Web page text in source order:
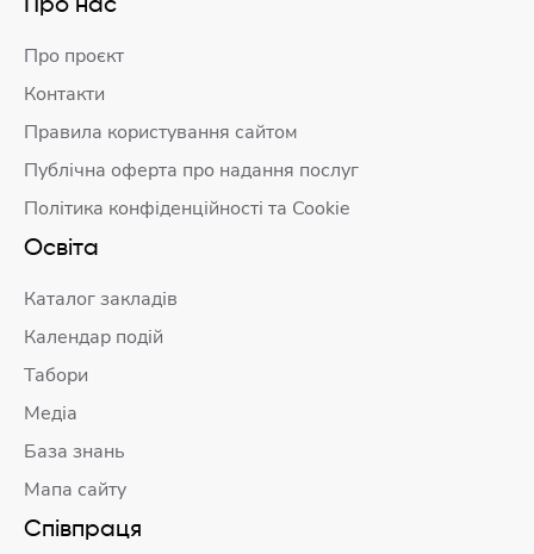
Про нас
Про проєкт
Контакти
Правила користування сайтом
Публічна оферта про надання послуг
Політика конфіденційності та Cookie
Освіта
Каталог закладів
Календар подій
Табори
Медіа
База знань
Мапа сайту
Співпраця